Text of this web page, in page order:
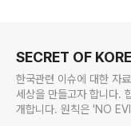
SECRET OF
한국관련 이슈에 대한 자
세상을 만들고자 합니다.
개합니다. 원칙은 'NO